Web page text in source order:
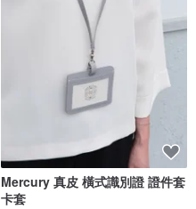
Mercury 真皮 橫式識別證 證件套
卡套